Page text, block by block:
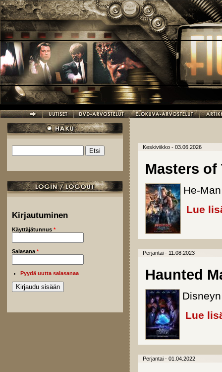
Hyppää pääsisältöön
Hakulomake
Kirjautuminen
Käyttäjätunnus *
Salasana *
Pyydä uutta salasanaa
Keskiviikko - 03.06.2026
Masters of
He-
Lue
Perjantai - 11.08.2023
Haunted
Lue
Perjantai - 01.04.2022